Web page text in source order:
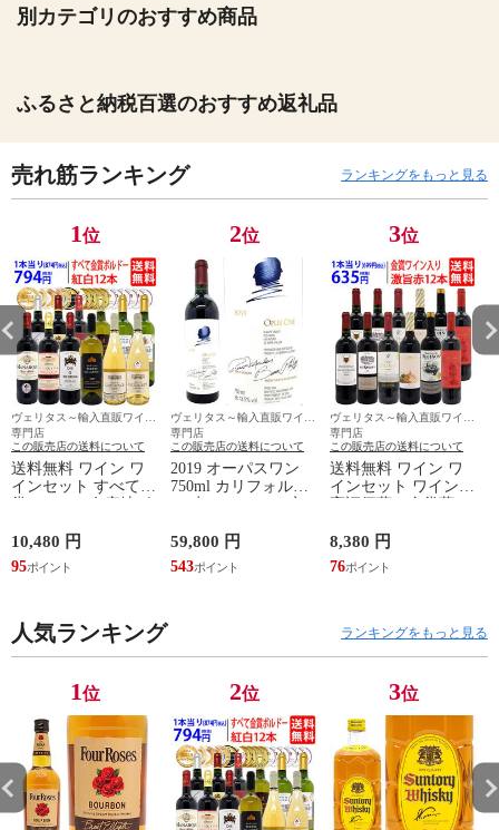
別カテゴリのおすすめ商品
ふるさと納税百選のおすすめ返礼品
売れ筋ランキング ランキングをもっと見る
1位
ヴェリタス～輸入直販ワイン
専門店
この販売店の送料について
送料無料 ワイン ワ
インセット すべて金
ト (赤6本＋白6本) ワ
インセット 大人気
紅白 ^W0UK57SE^
10,480 円
95
2位
ヴェリタス～輸入直販ワイン
専門店
この販売店の送料について
2019 オーパスワン
750ml カリフォルニ
^QARM0119^
59,800 円
543
3位
ヴェリタス～輸入直販ワイン
専門店
この販売店の送料について
送料無料 ワイン ワ
インセット ワイン誌
１２本セット (6種類
各2本) ^W0AKB9SE^
8,380 円
76
人気ランキング ランキングをもっと見る
1位 2位 3位